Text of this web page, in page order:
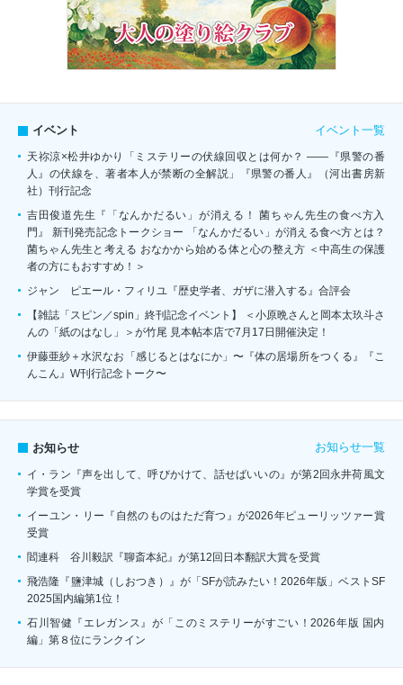
イベント イベント一覧
天祢涼×松井ゆかり「ミステリーの伏線回収とは何か？ ――『県警の番
人』の伏線を、著者本人が禁断の全解説」『県警の番人』（河出書房新
社）刊行記念
吉田俊道先生『「なんかだるい」が消える！ 菌ちゃん先生の食べ方入
門』 新刊発売記念トークショー 「なんかだるい」が消える食べ方とは？
菌ちゃん先生と考える おなかから始める体と心の整え方 ＜中高生の保護
者の方にもおすすめ！＞
ジャン゠ピエール・フィリユ『歴史学者、ガザに潜入する』合評会
【雑誌「スピン／spin」終刊記念イベント】 ＜小原晩さんと岡本太玖斗さ
んの「紙のはなし」＞が竹尾 見本帖本店で7月17日開催決定！
伊藤亜紗＋水沢なお「感じるとはなにか」〜『体の居場所をつくる』『こ
んこん』W刊行記念トーク〜
お知らせ お知らせ一覧
イ・ラン『声を出して、呼びかけて、話せばいいの』が第2回永井荷風文
学賞を受賞
イーユン・リー『自然のものはただ育つ』が2026年ピューリッツァー賞
受賞
閻連科 谷川毅訳『聊斎本紀』が第12回日本翻訳大賞を受賞
飛浩隆『鹽津城（しおつき）』が「SFが読みたい！2026年版」ベストSF
2025国内編第1位！
石川智健『エレガンス』が「このミステリーがすごい！2026年版 国内
編」第８位にランクイン